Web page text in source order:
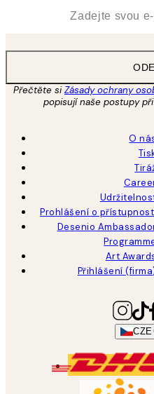
Přečtěte siZásady ochrany
popisují naše postupy
O
Prohlášení o
Desenio
Art
Přihlášení
CZE